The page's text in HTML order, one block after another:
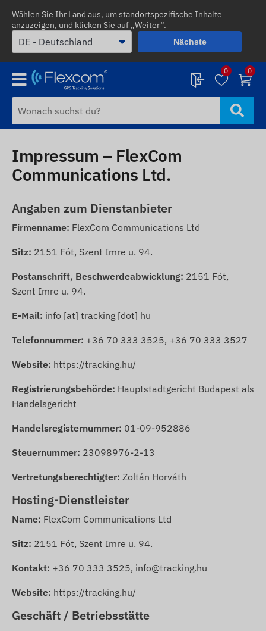
Wählen Sie Ihr Land aus, um standortspezifische Inhalte
anzuzeigen, und klicken Sie auf „Weiter“.
Nächste
0 0
Impressum – FlexCom
Communications Ltd.
Angaben zum Dienstanbieter
Firmenname: FlexCom Communications Ltd
Sitz: 2151 Fót, Szent Imre u. 94.
Postanschrift, Beschwerdeabwicklung: 2151 Fót,
Szent Imre u. 94.
E-Mail: info [at] tracking [dot] hu
Telefonnummer: +36 70 333 3525, +36 70 333 3527
Website: https://tracking.hu/
Registrierungsbehörde: Hauptstadtgericht Budapest als
Handelsgericht
Handelsregisternummer: 01-09-952886
Steuernummer: 23098976-2-13
Vertretungsberechtigter: Zoltán Horváth
Hosting-Dienstleister
Name: FlexCom Communications Ltd
Sitz: 2151 Fót, Szent Imre u. 94.
Kontakt: +36 70 333 3525, info@tracking.hu
Website: https://tracking.hu/
Geschäft / Betriebsstätte